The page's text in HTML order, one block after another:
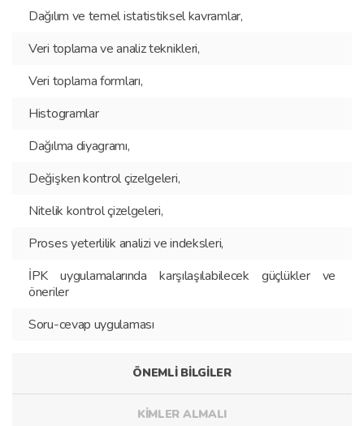
Dağılım ve temel istatistiksel kavramlar,
Veri toplama ve analiz teknikleri,
Veri toplama formları,
Histogramlar
Dağılma diyagramı,
Değişken kontrol çizelgeleri,
Nitelik kontrol çizelgeleri,
Proses yeterlilik analizi ve indeksleri,
İPK uygulamalarında karşılaşılabilecek güçlükler ve
öneriler
Soru-cevap uygulaması
ÖNEMLİ BİLGİLER
KİMLER ALMALI